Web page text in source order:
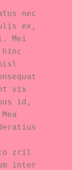
nec
ex,
Mei
vix
id,
zril
inter